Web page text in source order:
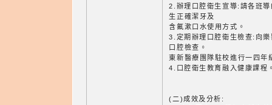
2.辦理口腔衛生宣導:請各班
生正確潔牙及
含氟漱口水使用方式。
3.定期辦理口腔衛生檢查:向
口腔檢查。
東新醫療團隊駐校進行一四年
4.口腔衛生教育融入健康課程
(二)成效及分析: